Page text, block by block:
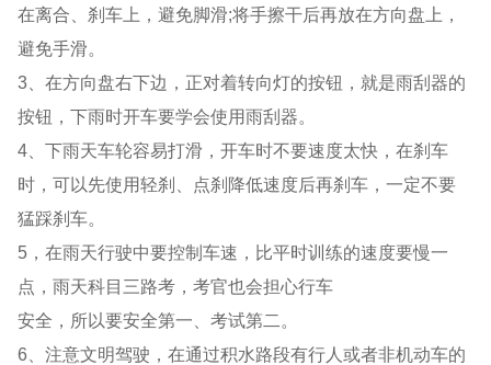
在离合、刹车上，避免脚滑;将手擦干后再放在方向盘上，
避免手滑。
3、在方向盘右下边，正对着转向灯的按钮，就是雨刮器的
按钮，下雨时开车要学会使用雨刮器。
4、下雨天车轮容易打滑，开车时不要速度太快，在刹车
时，可以先使用轻刹、点刹降低速度后再刹车，一定不要
猛踩刹车。
5，在雨天行驶中要控制车速，比平时训练的速度要慢一
点，雨天科目三路考，考官也会担心行车
安全，所以要安全第一、考试第二。
6、注意文明驾驶，在通过积水路段有行人或者非机动车的